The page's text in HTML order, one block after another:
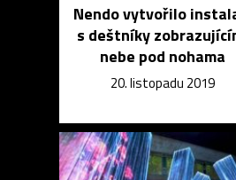
Nendo vytvořilo
s deštníky
nebe pod nohama
20. listopadu 2019